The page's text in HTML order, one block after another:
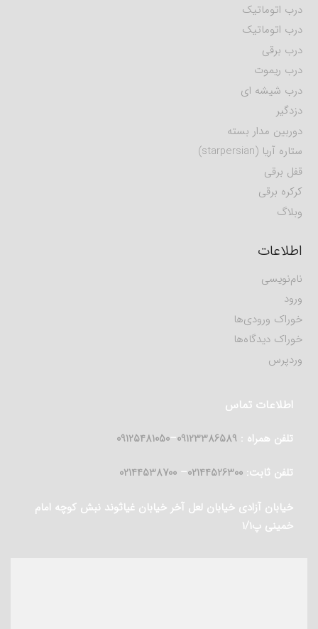
درب اتوماتیک
درب اتوماتیک
درب برقی
درب ریموت
درب شیشه ای
دزدگیر
دوربین مدار بسته
ستاره آریا (starpersian)
قفل برقی
کرکره برقی
وبلاگ
اطلاعات
نام‌نویسی
ورود
خوراک ورودی‌ها
خوراک دیدگاه‌ها
وردپرس
اطلاعات تماس
تلفن همراه : 09123386589
–
09125481050
تلفن ثابت: 02144526300
–
خیابان آزادی خیابان لعل آخر خیابان غیاثوند نبش کوچه امام
خمینی پ۱/۱